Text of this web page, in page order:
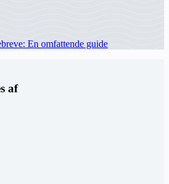
En omfattende guide
af